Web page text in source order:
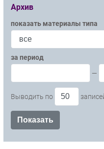
Архив
показать материалы типа
за период
—
Выводить по